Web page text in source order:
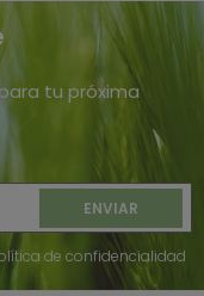
GE-LM 36/4IN1
36/4IN1 LI-SOLO
tu próxima
de confidencialidad